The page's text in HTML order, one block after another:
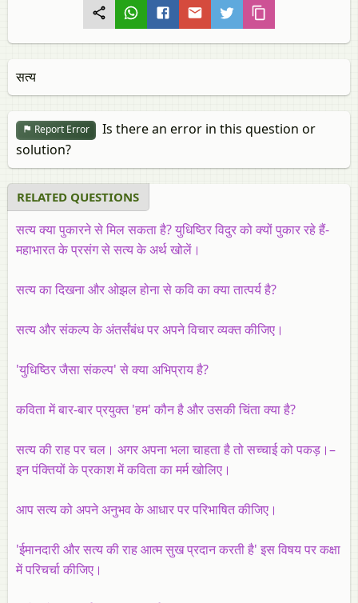
सत्य
Report Error
Is there an error in this question or
solution?
RELATED QUESTIONS
सत्य क्या पुकारने से मिल सकता है? युधिष्ठिर विदुर को क्यों पुकार रहे हैं-
महाभारत के प्रसंग से सत्य के अर्थ खोलें।
सत्य का दिखना और ओझल होना से कवि का क्या तात्पर्य है?
सत्य और संकल्प के अंतर्संबंध पर अपने विचार व्यक्त कीजिए।
'युधिष्ठिर जैसा संकल्प' से क्या अभिप्राय है?
कविता में बार-बार प्रयुक्त 'हम' कौन है और उसकी चिंता क्या है?
सत्य की राह पर चल। अगर अपना भला चाहता है तो सच्चाई को पकड़।–
इन पंक्तियों के प्रकाश में कविता का मर्म खोलिए।
आप सत्य को अपने अनुभव के आधार पर परिभाषित कीजिए।
'ईमानदारी और सत्य की राह आत्म सुख प्रदान करती है' इस विषय पर कक्षा
में परिचर्चा कीजिए।